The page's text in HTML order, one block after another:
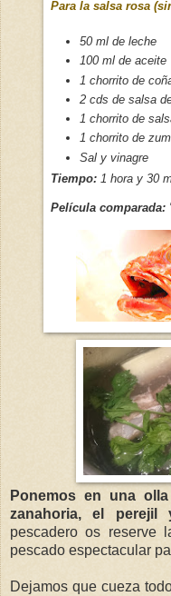
Para la salsa rosa
50 ml de leche
100 ml de aceite
1 chorrito de
2 cds de salsa
1 chorrito de
1 chorrito de
Sal y vinagre
Tiempo: 1 hora y 30
Película comparada:
Ponemos en una
zanahoria, el perejil
pescadero os reserve
pescado espectacular
Dejamos que cueza